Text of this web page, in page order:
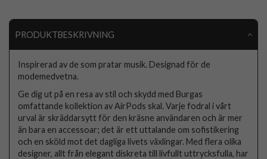
PRODUKTBESKRIVNING
Inspirerad av de som pratar musik. Designad för de
modemedvetna.
Ge dig ut på en resa av stil och skydd med Burgas
omfattande kollektion av AirPods skal. Varje fodral i vårt
urval är skräddarsytt för den kräsne användaren och är mer
än bara en accessoar; det är ett uttalande om sofistikering
och en sköld mot det dagliga livets växlingar. Med flera olika
designer, allt från elegant diskreta till livfullt uttrycksfulla, har